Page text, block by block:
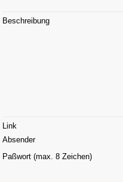
Beschreibung
Link
Absender
Paßwort (max. 8 Zeichen)